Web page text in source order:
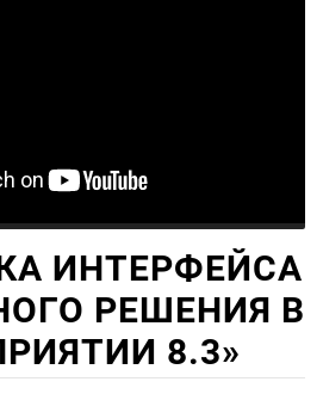
ИНТЕРФЕЙСА
РЕШЕНИЯ В
8.3»